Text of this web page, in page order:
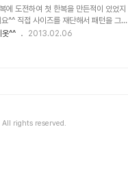
에 도전하여 첫 한복을 만든적이 있었지
^^ 직접 사이즈를 재단해서 패턴을 그리
면을 들여다 보며 원단을 구매해서 만
옷^^ 2013.02.06
rights reserved.